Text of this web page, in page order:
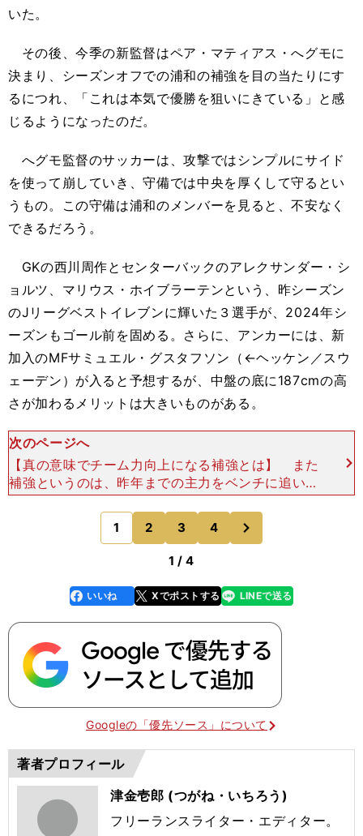
いた。
その後、今季の新監督はペア・マティアス・へグモに
決まり、シーズンオフでの浦和の補強を目の当たりにす
るにつれ、「これは本気で優勝を狙いにきている」と感
じるようになったのだ。
へグモ監督のサッカーは、攻撃ではシンプルにサイド
を使って崩していき、守備では中央を厚くして守るとい
うもの。この守備は浦和のメンバーを見ると、不安なく
できるだろう。
GKの西川周作とセンターバックのアレクサンダー・シ
ョルツ、マリウス・ホイブラーテンという、昨シーズン
のJリーグベストイレブンに輝いた３選手が、2024年シ
ーズンもゴール前を固める。さらに、アンカーには、新
加入のMFサミュエル・グスタフソン（←ヘッケン／スウ
ェーデン）が入ると予想するが、中盤の底に187cmの高
さが加わるメリットは大きいものがある。
次のページへ
【真の意味でチーム力向上になる補強とは】 また
補強というのは、昨年までの主力をベンチに追いや
るほどのメンバーを獲得できてこそ、真の意味でチ
ーム力向上につながると考えるが、今年の浦和の攻
撃陣の補強は見
1 2 3 4
のページへ
1 / 4
faceboo
k
いいね Xでポストする
line LINEで送る
Googleの「優先ソース」について
著者プロフィール
津金壱郎 (つがね・いちろう)
フリーランスライター・エディター。